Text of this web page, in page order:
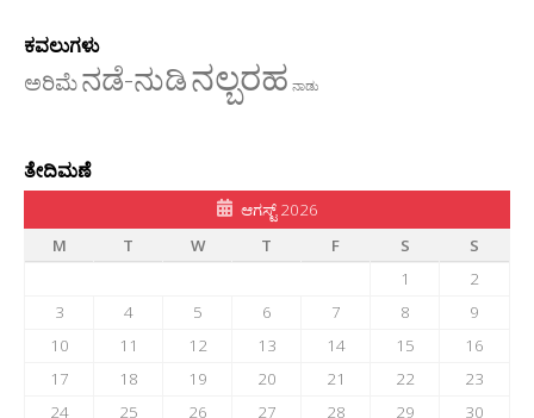
ಕವಲುಗಳು
ಅರಿಮೆನಡೆ-ನುಡಿನಲ್ಬರಹ ನಾಡು
ತೇದಿಮಣೆ
ಆಗಸ್ಟ್ 2026
M
T W T F S
S
1
2
3
4 5 6 7 8
9
10
11 12 13 14 15
16
17
18 19 20 21 22
23
24
25 26 27 28 29
30